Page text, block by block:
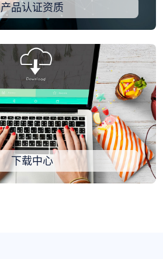
产品认证资质
下载中心